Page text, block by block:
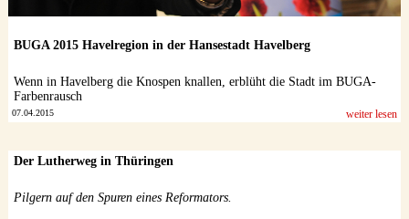
BUGA 2015 Havelregion in der Hansestadt Havelberg
Wenn in Havelberg die Knospen knallen, erblüht die Stadt im BUGA-
Farbenrausch
07.04.2015 weiter lesen
Der Lutherweg in Thüringen
Pilgern auf den Spuren eines Reformators.